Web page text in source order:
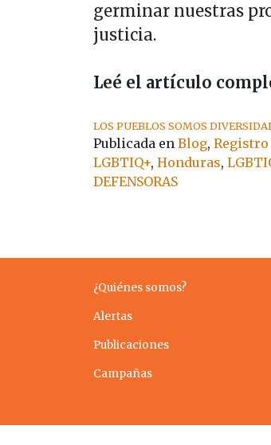
germinar nuestras
justicia.
Leé el artículo
LOS PUEBLOS SOMOS
Publicada en Blog, Registro
LGBTIQ+, Honduras,
DEFENSORAS
¿Quiénes somos?
Alertas
Publicaciones
Campañas